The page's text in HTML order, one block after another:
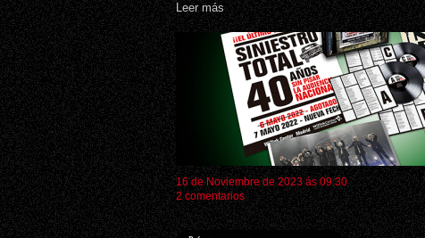
Leer más
16 de Noviembre de 2023 ás 09:30
2 comentarios